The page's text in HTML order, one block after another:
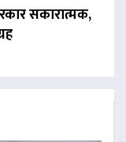
सकारात्मक,